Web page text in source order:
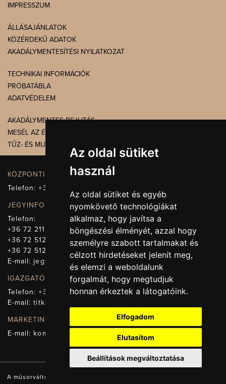
Az oldal sütiket
használ
Az oldal sütiket és egyéb
nyomkövető technológiákat
alkalmaz, hogy javítsa a
böngészési élményét, azzal hogy
személyre szabott tartalmakat és
célzott hirdetéseket jelenít meg,
és elemzi a weboldalunk
forgalmát, hogy megtudjuk
honnan érkeztek a látogatóink.
Elfogadom
Elutasítom
Beállítások megváltoztatása
IMPRESSZUM
ÁLLÁSAJÁNLATOK
KÖZÉRDEKŰ ADATOK
AKADÁLYMENTESÍTÉSI NYILATKOZAT
TECHNIKAI INFORMÁCIÓK
PRÓBATÁBLA
ADATVÉDELEM
AKADÁLYMENTES BEJUTÁS
MESÉL AZ ÉPÜLET
TŰZ- ÉS MUNKAVÉDELEM
KÖZPONTI ELÉRHETŐSÉG, TELEFONKÖZPONT
Telefon:+36 72 512-660
JEGYINFORMÁCIÓ
Telefon:
+36 72 211-965
+36 72 512-669
+36 72 512-675
E-mail: jegy@pnsz.hu
IGAZGATÓSÁG, TITKÁRSÁG
Telefon:+36 72 512-671
E-mail:titkarsag@pnsz.hu
MARKETING, SAJTÓ, KOMMUNIKÁCIÓ
E-mail: kommunikacio@pnsz.hu
A műsorváltozás jogát fenntartjuk! A honlapon található valamennyi